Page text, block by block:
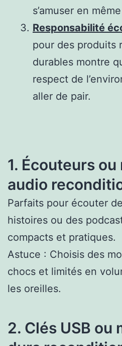
s’amuser en
Responsabilité
pour des produits
durables montre
respect de
aller de pair.
1. Écouteurs
audio
Parfaits pour écouter
histoires ou des
compacts et pratiques.
Astuce : Choisis des
chocs et limités en
les oreilles.
2. Clés USB ou